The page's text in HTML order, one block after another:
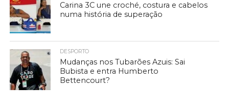
Carina 3C une croché, costura e cabelos
numa história de superação
DESPORTO
Mudanças nos Tubarões Azuis: Sai
Bubista e entra Humberto
Bettencourt?